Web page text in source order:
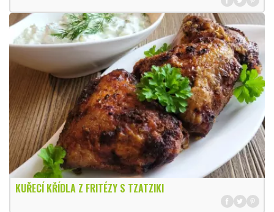
KUŘECÍ KŘÍDLA Z FRITÉZY S TZATZIKI